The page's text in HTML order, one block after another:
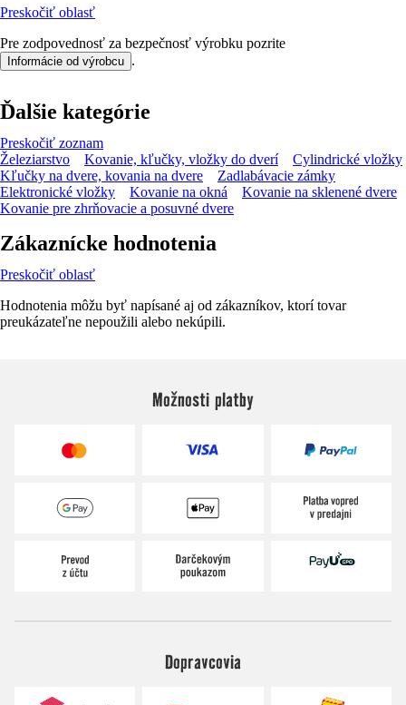
Preskočiť oblasť
Pre zodpovednosť za bezpečnosť výrobku pozrite
Informácie od výrobcu .
Ďalšie kategórie
Preskočiť zoznam
Železiarstvo
Kovanie, kľučky, vložky do dverí
Cylindrické vložky
Kľučky na dvere, kovania na dvere
Zadlabávacie zámky
Elektronické vložky
Kovanie na okná
Kovanie na sklenené dvere
Kovanie pre zhrňovacie a posuvné dvere
Zákaznícke hodnotenia
Preskočiť oblasť
Hodnotenia môžu byť napísané aj od zákazníkov, ktorí tovar
preukázateľne nepoužili alebo nekúpili.
Možnosti platby
Dopravcovia